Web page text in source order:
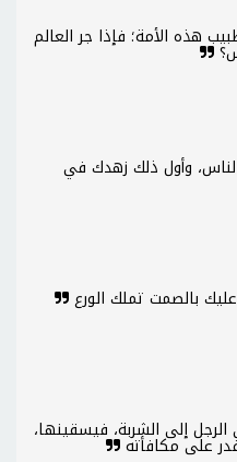
هذه الأمة؛ فإذا جر العالم
وأول ذلك زهدك في
بالصمت تملك الورع
إلى الشربة، فيسقينها،
على مكافأته